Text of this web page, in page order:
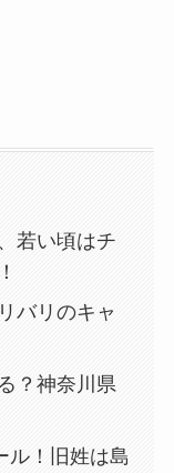
若い頃はチ
バリのキャ
？神奈川県
ル！旧姓は島